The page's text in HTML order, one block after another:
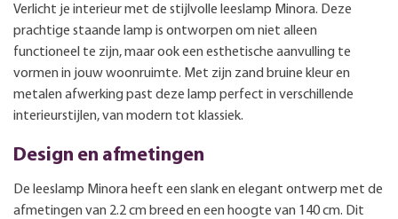
Verlicht je interieur met de stijlvolle leeslamp Minora. Deze
prachtige staande lamp is ontworpen om niet alleen
functioneel te zijn, maar ook een esthetische aanvulling te
vormen in jouw woonruimte. Met zijn zand bruine kleur en
metalen afwerking past deze lamp perfect in verschillende
interieurstijlen, van modern tot klassiek.
Design en afmetingen
De leeslamp Minora heeft een slank en elegant ontwerp met de
afmetingen van 2.2 cm breed en een hoogte van 140 cm. Dit